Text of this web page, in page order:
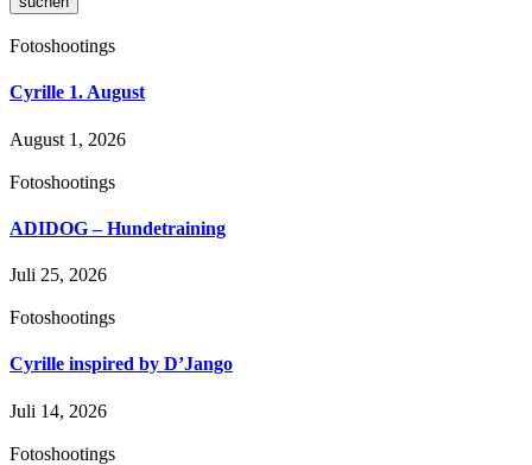
Fotoshootings
Cyrille 1. August
August 1, 2026
Fotoshootings
ADIDOG – Hundetraining
Juli 25, 2026
Fotoshootings
Cyrille inspired by D’Jango
Juli 14, 2026
Fotoshootings